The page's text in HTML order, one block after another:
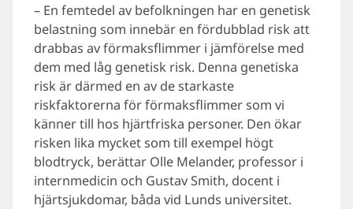
– En femtedel av befolkningen har en genetisk
belastning som innebär en fördubblad risk att
drabbas av förmaksflimmer i jämförelse med
dem med låg genetisk risk. Denna genetiska
risk är därmed en av de starkaste
riskfaktorerna för förmaksflimmer som vi
känner till hos hjärtfriska personer. Den ökar
risken lika mycket som till exempel högt
blodtryck, berättar Olle Melander, professor i
internmedicin och Gustav Smith, docent i
hjärtsjukdomar, båda vid Lunds universitet.